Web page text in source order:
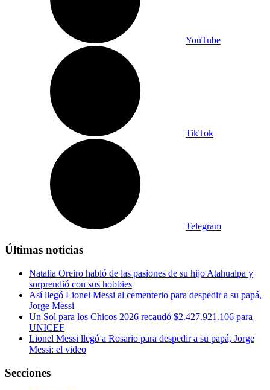
YouTube
TikTok
Telegram
Últimas noticias
Natalia Oreiro habló de las pasiones de su hijo Atahualpa y
sorprendió con sus hobbies
Así llegó Lionel Messi al cementerio para despedir a su papá,
Jorge Messi
Un Sol para los Chicos 2026 recaudó $2.427.921.106 para
UNICEF
Lionel Messi llegó a Rosario para despedir a su papá, Jorge
Messi: el video
Secciones